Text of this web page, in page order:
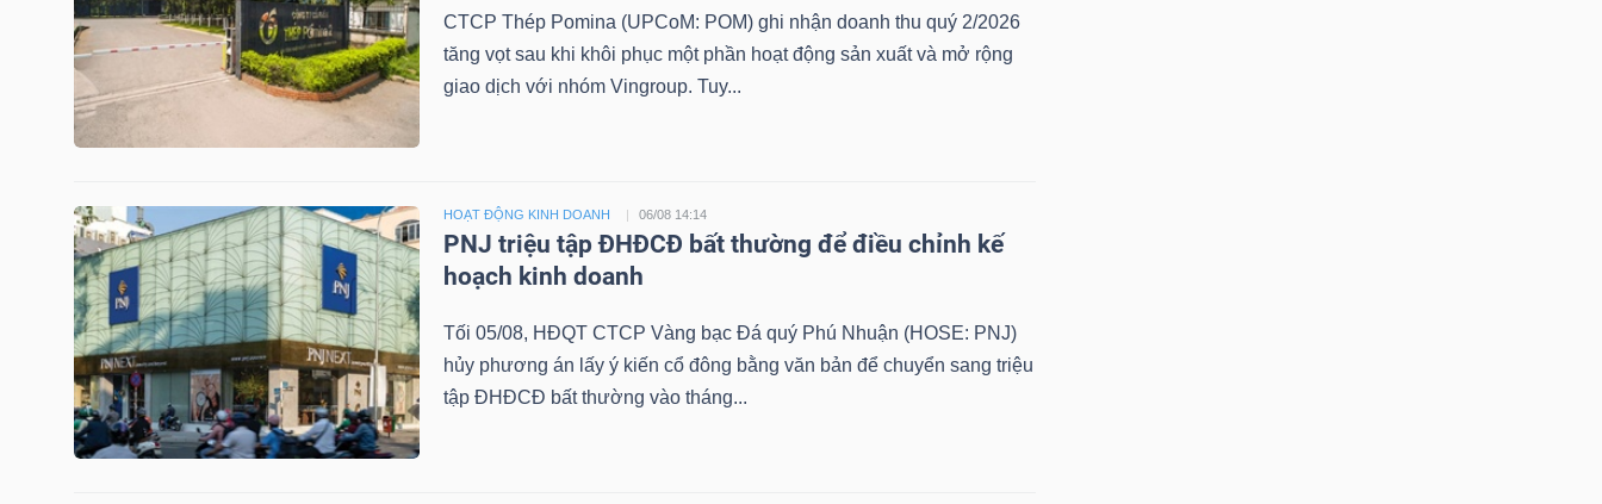
CTCP Thép Pomina (UPCoM: POM) ghi nhận doanh thu quý 2/2026
tăng vọt sau khi khôi phục một phần hoạt động sản xuất và mở rộng
giao dịch với nhóm Vingroup. Tuy...
HOẠT ĐỘNG KINH DOANH 06/08 14:14
PNJ triệu tập ĐHĐCĐ bất thường để điều chỉnh kế
hoạch kinh doanh
Tối 05/08, HĐQT CTCP Vàng bạc Đá quý Phú Nhuận (HOSE: PNJ)
hủy phương án lấy ý kiến cổ đông bằng văn bản để chuyển sang triệu
tập ĐHĐCĐ bất thường vào tháng...
VẬT
LIỆU
NGHIỆP
TIÊU
DÙNG
KHÔNG